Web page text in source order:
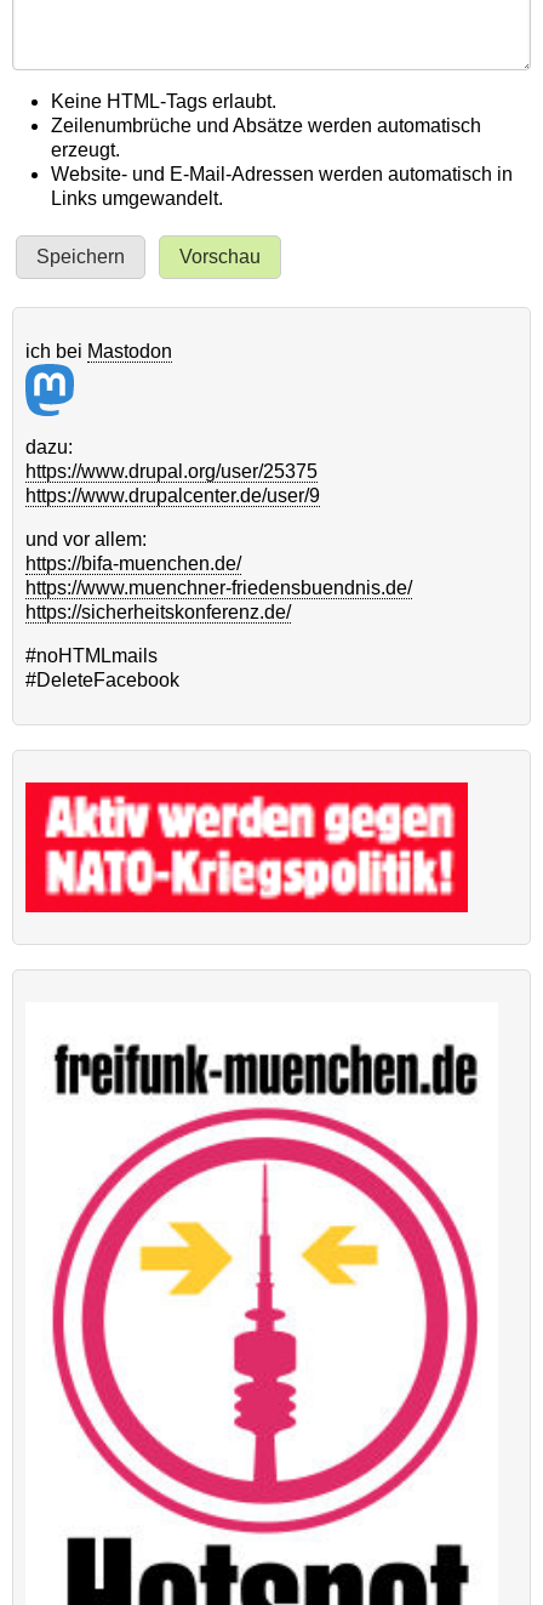
Keine HTML-Tags erlaubt.
Zeilenumbrüche und Absätze werden automatisch
erzeugt.
Website- und E-Mail-Adressen werden automatisch in
Links umgewandelt.
ich bei Mastodon
dazu:
https://www.drupal.org/user/25375
https://www.drupalcenter.de/user/9
und vor allem:
https://bifa-muenchen.de/
https://www.muenchner-friedensbuendnis.de/
https://sicherheitskonferenz.de/
#noHTMLmails
#DeleteFacebook